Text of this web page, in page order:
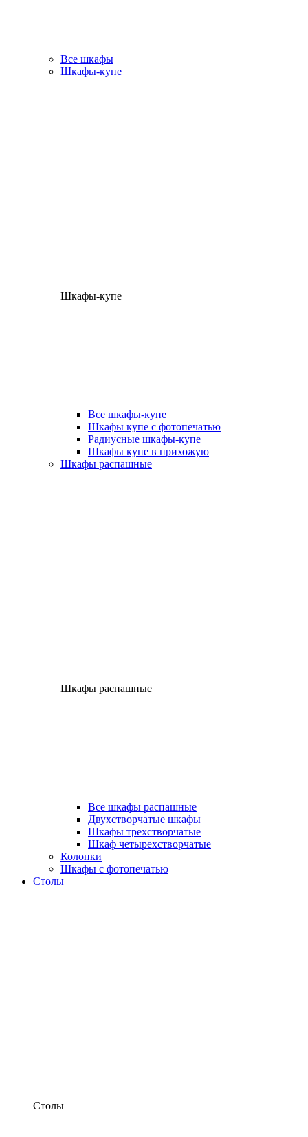
Все шкафы
Шкафы-купе
Шкафы-купе
Все шкафы-купе
Шкафы купе с фотопечатью
Радиусные шкафы-купе
Шкафы купе в прихожую
Шкафы распашные
Шкафы распашные
Все шкафы распашные
Двухстворчатые шкафы
Шкафы трехстворчатые
Шкаф четырехстворчатые
Колонки
Шкафы с фотопечатью
Столы
Столы